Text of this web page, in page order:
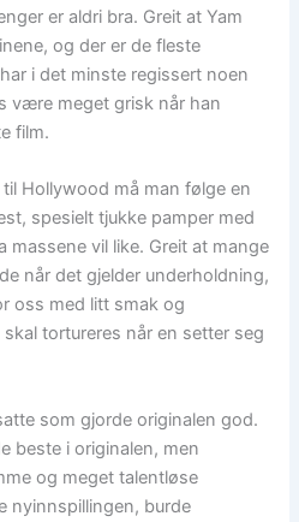
er aldri bra. Greit at Yam
og der er de fleste
i det minste regissert noen
være meget grisk når han
film.
Hollywood må man følge en
spesielt tjukke pamper med
massene vil like. Greit at mange
når det gjelder underholdning,
oss med litt smak og
tortureres når en setter seg
som gjorde originalen god.
beste i originalen, men
og meget talentløse
nyinnspillingen, burde